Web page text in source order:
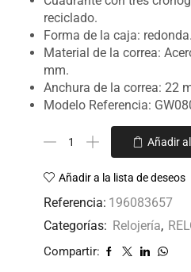
reciclado.
Forma de la caja:
Material de la correa:
mm.
Anchura de la correa: 22
Modelo Referencia:
Añadir
Añadir a la lista de deseos
Referencia: 196083657
Categorías: Relojería,
Compartir: